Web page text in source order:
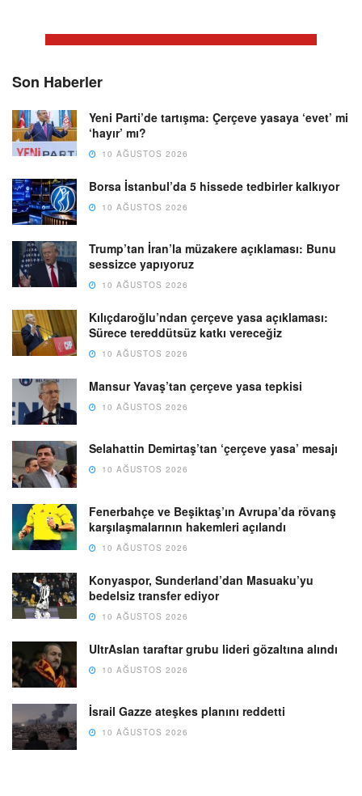
Son Haberler
Yeni Parti’de tartışma: Çerçeve yasaya ‘evet’ mi
‘hayır’ mı?
10 AĞUSTOS 2026
Borsa İstanbul’da 5 hissede tedbirler kalkıyor
10 AĞUSTOS 2026
Trump’tan İran’la müzakere açıklaması: Bunu
sessizce yapıyoruz
10 AĞUSTOS 2026
Kılıçdaroğlu’ndan çerçeve yasa açıklaması:
Sürece tereddütsüz katkı vereceğiz
10 AĞUSTOS 2026
Mansur Yavaş’tan çerçeve yasa tepkisi
10 AĞUSTOS 2026
Selahattin Demirtaş’tan ‘çerçeve yasa’ mesajı
10 AĞUSTOS 2026
Fenerbahçe ve Beşiktaş’ın Avrupa’da rövanş
karşılaşmalarının hakemleri açılandı
10 AĞUSTOS 2026
Konyaspor, Sunderland’dan Masuaku’yu
bedelsiz transfer ediyor
10 AĞUSTOS 2026
UltrAslan taraftar grubu lideri gözaltına alındı
10 AĞUSTOS 2026
İsrail Gazze ateşkes planını reddetti
10 AĞUSTOS 2026